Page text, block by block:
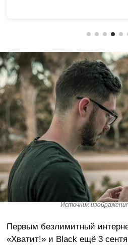
Источник
Первым безлимитный
«Хватит!» и Black ещё 3